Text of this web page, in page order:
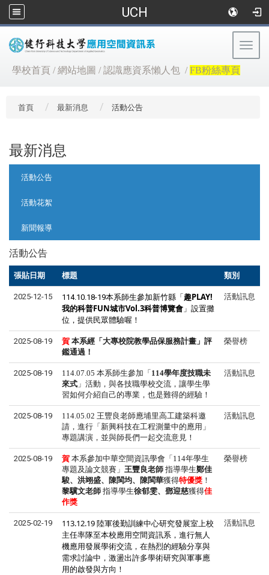
UCH
學校首頁 /網站地圖 /認識應資系懶人包 /FB粉絲專頁
首頁 最新消息 活動公告
最新消息
活動公告
活動花絮
新聞報導
活動公告
張貼日期 標題 類別
2025-12-15 114.10.18-19本系師生參加新竹縣「趣PLAY!
我的科普FUN城市Vol.3科普博覽會 」設置攤
位，提供民眾體驗喔！
活動訊息
2025-08-19 賀 本系經「大專校院教學品保服務計畫」評
鑑通過！
榮譽榜
2025-08-19 114.07.05 本系師生參加「 114學年度技職未
來式 」活動，與各技職學校交流，讓學生學
習如何介紹自己的專業，也是難得的經驗！
活動訊息
2025-08-19 114.05.02 王豐良老師應埔里高工建築科邀
請，進行「新興科技在工程測量中的應用」
專題講演，並與師長們一起交流意見！
活動訊息
2025-08-19 賀 本系參加中華空間資訊學會「 114年學生
專題及論文競賽」 王豐良老師 指導學生鄭佳
駿、洪翊盛、陳閩均、陳閩華獲得特優獎 ！
黎驥文老師 指導學生徐郁雯、鄧迎慈獲得佳
作獎
榮譽榜
2025-02-19
113.12.19 陸軍後勤訓練中心研究發展室上校
主任率隊至本校應用空間資訊系，進行無人
機應用發展學術交流，在熱烈的經驗分享與
需求討論中，激盪出許多學術研究與軍事應
用的啟發與方向！
活動訊息